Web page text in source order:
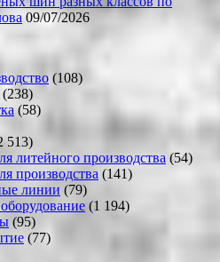
09/07/2026
(108)
(238)
(58)
513)
литейного производства (54)
производства (141)
линии (79)
(1 194)
(95)
(77)